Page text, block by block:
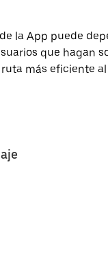
la App puede
que hagan
más eficiente